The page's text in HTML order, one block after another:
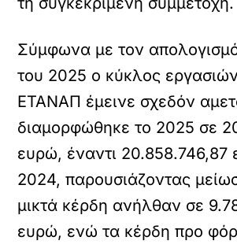
Σύμφωνα με τον
του 2025 ο κύκλος
ΕΤΑΝΑΠ έμεινε σχεδόν
διαμορφώθηκε το 2025 σε
ευρώ, έναντι 20.858.746,87
2024, παρουσιάζοντας
μικτά κέρδη ανήλθαν σε
ευρώ, ενώ τα κέρδη προ